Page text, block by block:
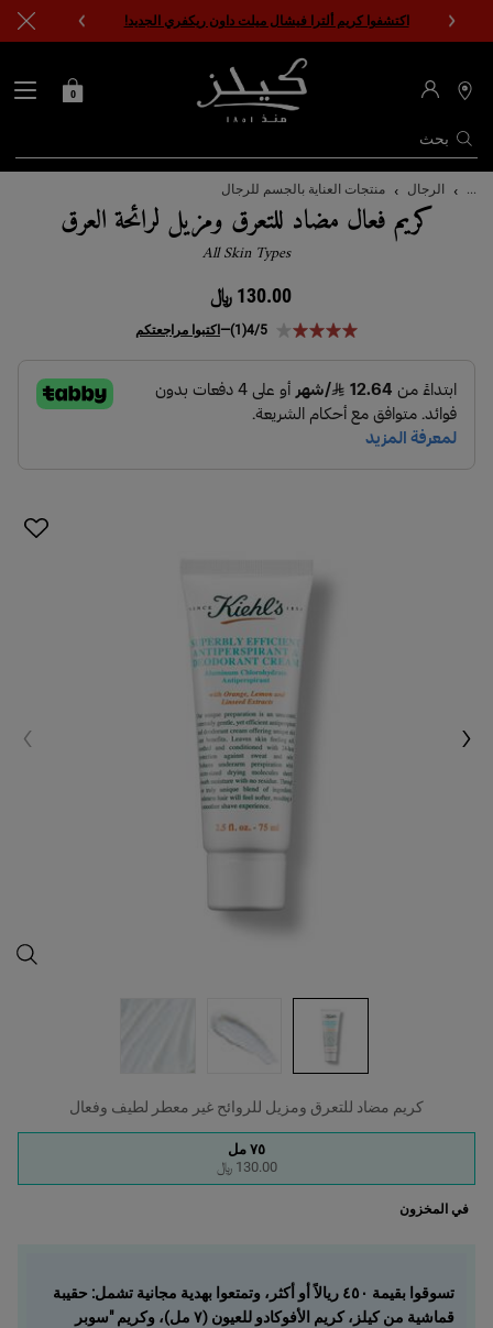
اكتشفوا كريم ألترا فيشال ميلت داون ريكفري الجديد!
بحث
محدد
المتاجر
حقيبتي
0
المحتوى الرئيسي
... الرجال منتجات العناية بالجسم للرجال
كريم فعال مضاد للتعرق ومزيل لرائحة العرق
All Skin Types
130.00 ﷼
4/5
(1)
— اكتبوا مراجعتكم
كريم مضاد للتعرق ومزيل للروائح غير معطر لطيف وفعال
Selected
٧٥ مل
130.00 ﷼
, 1 of 1
في المخزون
تسوقوا بقيمة ٤٥٠ ريالاً أو أكثر، وتمتعوا بهدية مجانية تشمل: حقيبة
قماشية من كيلز، كريم الأفوكادو للعيون (٧ مل)، وكريم "سوبر